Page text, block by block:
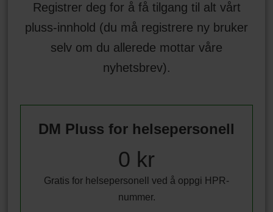
Registrer deg for å få tilgang til alt vårt
pluss-innhold (du må registrere ny bruker
selv om du allerede mottar våre
nyhetsbrev).
DM Pluss for helsepersonell
0 kr
Gratis for helsepersonell ved å oppgi HPR-
nummer.